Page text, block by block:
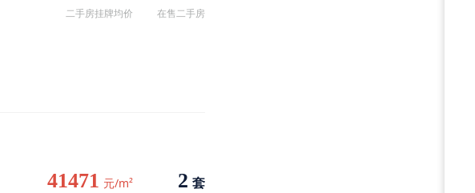
二手房挂牌均价 在售二手房
41471 元/m² 2 套